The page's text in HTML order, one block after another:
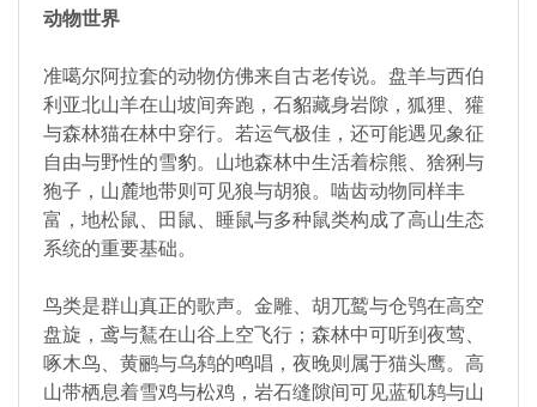
动物世界
准噶尔阿拉套的动物仿佛来自古老传说。盘羊与西伯
利亚北山羊在山坡间奔跑，石貂藏身岩隙，狐狸、獾
与森林猫在林中穿行。若运气极佳，还可能遇见象征
自由与野性的雪豹。山地森林中生活着棕熊、猞猁与
狍子，山麓地带则可见狼与胡狼。啮齿动物同样丰
富，地松鼠、田鼠、睡鼠与多种鼠类构成了高山生态
系统的重要基础。
鸟类是群山真正的歌声。金雕、胡兀鹫与仓鸮在高空
盘旋，鸢与鵟在山谷上空飞行；森林中可听到夜莺、
啄木鸟、黄鹂与乌鸫的鸣唱，夜晚则属于猫头鹰。高
山带栖息着雪鸡与松鸡，岩石缝隙间可见蓝矶鸫与山